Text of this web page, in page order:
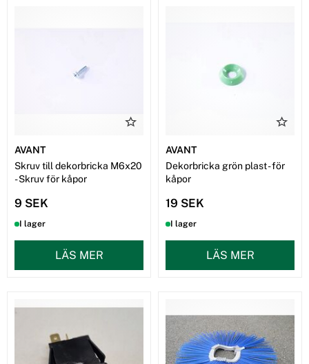
AVANT
Skruv till dekorbricka M6x20
- Skruv för kåpor
9 SEK
I lager
LÄS MER
AVANT
Dekorbricka grön plast - för
kåpor
19 SEK
I lager
LÄS MER